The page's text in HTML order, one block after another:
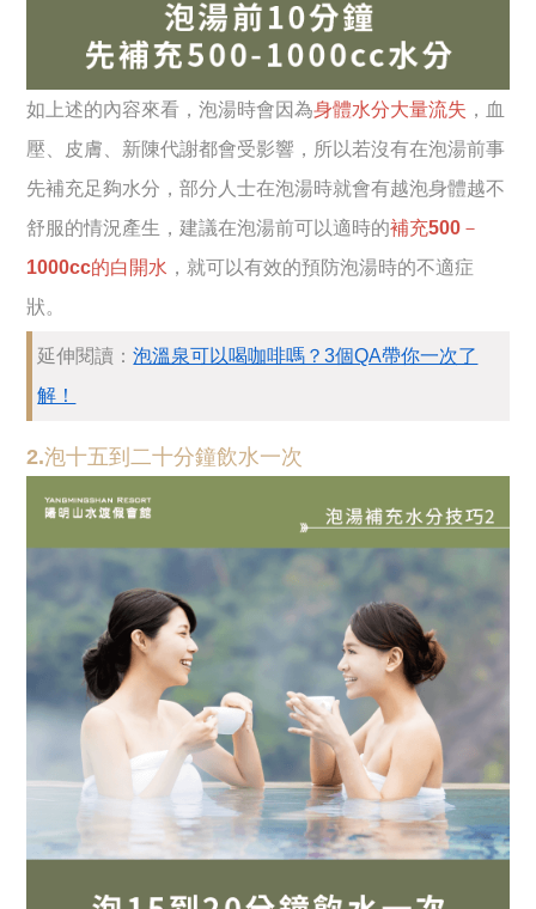
如上述的內容來看，泡湯時會因為身體水分大量流失 ，血
壓、皮膚、新陳代謝都會受影響，所以若沒有在泡湯前事
先補充足夠水分，部分人士在泡湯時就會有越泡身體越不
舒服的情況產生，建議在泡湯前可以適時的補充500－
1000cc的白開水 ，就可以有效的預防泡湯時的不適症
狀。
延伸閱讀：泡溫泉可以喝咖啡嗎？3個QA帶你一次了
解！
2.泡十五到二十分鐘飲水一次